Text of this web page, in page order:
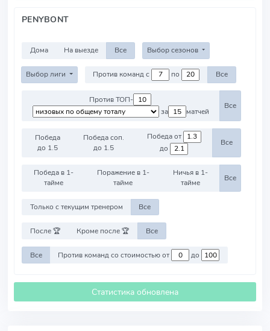
PENYBONT
Дома На выезде Все Выбор сезонов
Выбор лиги Против команд с по Все
Против ТОП-
за
матчей
Все
Победа
до 1.5
Победа соп.
до 1.5
Победа от
до
Все
Победа в 1-
тайме
Поражение в 1-
тайме
Ничья в 1-
тайме
Все
Только с текущим тренером Все
После 🏆 Кроме после 🏆 Все
Все Против команд со стоимостью от до
Статистика обновлена